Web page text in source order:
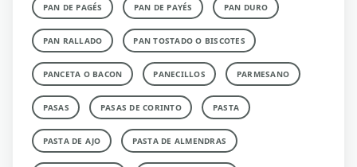
PAN DE PAGÉS PAN DE PAYÉS PAN DURO
PAN RALLADO PAN TOSTADO O BISCOTES
PANCETA O BACON PANECILLOS PARMESANO
PASAS PASAS DE CORINTO PASTA
PASTA DE AJO PASTA DE ALMENDRAS